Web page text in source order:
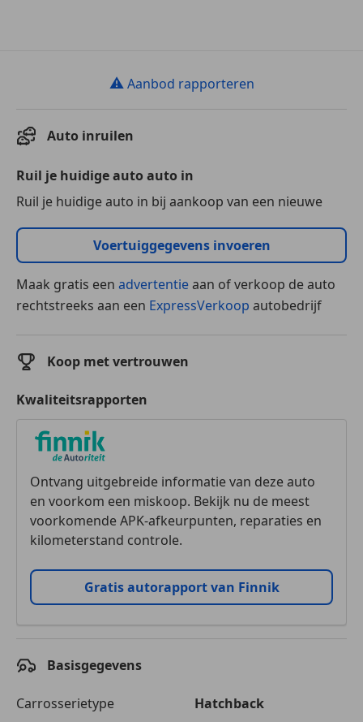
⚠ Aanbod rapporteren
Auto inruilen
Ruil je huidige auto auto in
Ruil je huidige auto in bij aankoop van een nieuwe
Voertuiggegevens invoeren
Maak gratis een advertentieaan of verkoop de auto
rechtstreeks aan een ExpressVerkoop autobedrijf
Koop met vertrouwen
Kwaliteitsrapporten
Ontvang uitgebreide informatie van deze auto
en voorkom een miskoop. Bekijk nu de meest
voorkomende APK-afkeurpunten, reparaties en
kilometerstand controle.
Gratis autorapport van Finnik
Basisgegevens
Carrosserietype
Hatchback